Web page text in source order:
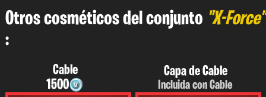
Otros cosméticos del conjunto "X-Force"
:
Cable
1500
Capa de Cable
Incluida con Cable